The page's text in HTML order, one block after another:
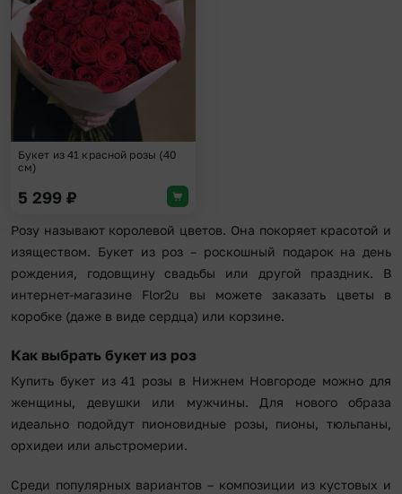
Букет из 41 красной розы (40
см)
5 299 ₽
Розу называют королевой цветов. Она покоряет красотой и
изяществом. Букет из роз – роскошный подарок на день
рождения, годовщину свадьбы или другой праздник. В
интернет-магазине Flor2u вы можете заказать цветы в
коробке (даже в виде сердца) или корзине.
Как выбрать букет из роз
Купить букет из 41 розы в Нижнем Новгороде можно для
женщины, девушки или мужчины. Для нового образа
идеально подойдут пионовидные розы, пионы, тюльпаны,
орхидеи или альстромерии.
Среди популярных вариантов – композиции из кустовых и